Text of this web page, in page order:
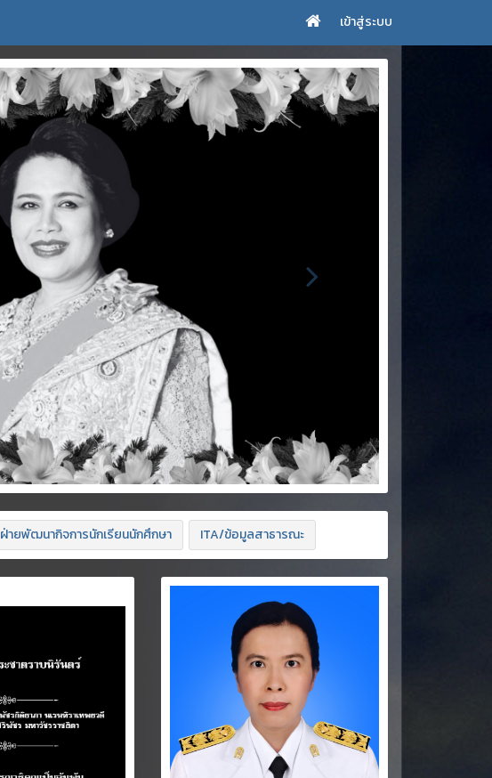
เข้าสู่ระบบ
ฝ่ายพัฒนากิจการนักเรียนนักศึกษา ITA/ข้อมูลสาธารณะ